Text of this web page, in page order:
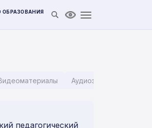
Открыть поиск
Версия для
Аудиозаписи